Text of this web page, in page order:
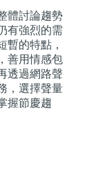
體討論趨勢
有強烈的需
暫的特點，
善用情感包
透過網路聲
，選擇聲量
握節慶趨